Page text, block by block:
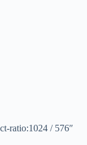
ratio:1024 / 576″